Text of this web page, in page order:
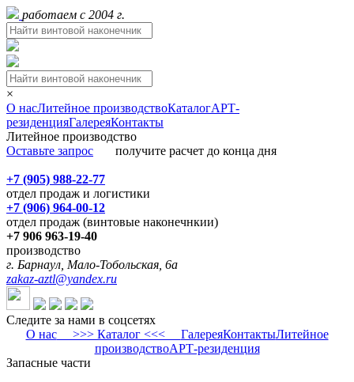
работаем с 2004 г.
×
О насЛитейное производствоКаталогАРТ-
резиденцияГалереяКонтакты
Литейное производство
Оставьте запрос получите расчет до конца дня
+7 (905) 988-22-77
отдел продаж и логистики
+7 (906) 964-00-12
отдел продаж (винтовые наконечнкии)
+7 906 963-19-40
производство
г. Барнаул, Мало-Тобольская, 6а
zakaz-aztl@yandex.ru
Следите за нами в соцсетях
О нас>>> Каталог <<< ГалереяКонтактыЛитейное
производствоАРТ-резиденция
Запасные части